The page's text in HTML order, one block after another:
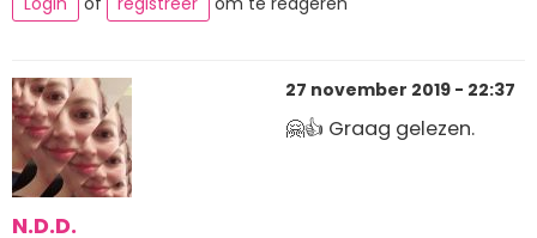
N.D.D.
27 november 2019 - 22:37
🤗👍 Graag gelezen.